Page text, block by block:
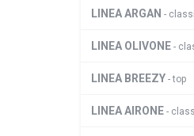
LINEA ARGAN -
LINEA OLIVONE -
LINEA BREEZY - top
LINEA AIRONE -